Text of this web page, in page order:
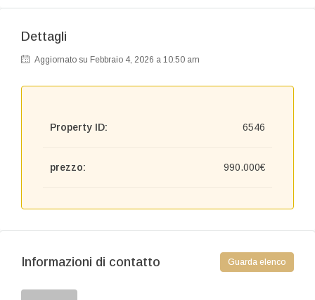
Dettagli
Aggiornato su Febbraio 4, 2026 a 10:50 am
Property ID: 6546
prezzo: 990.000€
Informazioni di contatto Guarda elenco